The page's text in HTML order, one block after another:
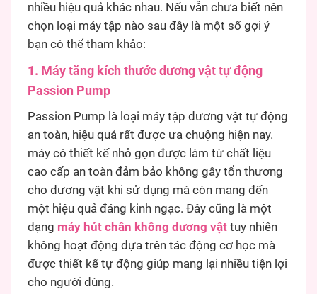
nhiều hiệu quả khác nhau. Nếu vẫn chưa biết nên
chọn loại máy tập nào sau đây là một số gợi ý
bạn có thể tham khảo:
1. Máy tăng kích thước dương vật tự động
Passion Pump
Passion Pump là loại máy tập dương vật tự động
an toàn, hiệu quả rất được ưa chuộng hiện nay.
máy có thiết kế nhỏ gọn được làm từ chất liệu
cao cấp an toàn đảm bảo không gây tổn thương
cho dương vật khi sử dụng mà còn mang đến
một hiệu quả đáng kinh ngạc. Đây cũng là một
dạng máy hút chân không dương vật tuy nhiên
không hoạt động dựa trên tác động cơ học mà
được thiết kế tự động giúp mang lại nhiều tiện lợi
cho người dùng.